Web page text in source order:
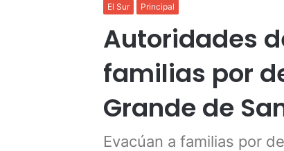
El Sur Principal
Autoridades
familias por
Grande de
Evacúan a familias por